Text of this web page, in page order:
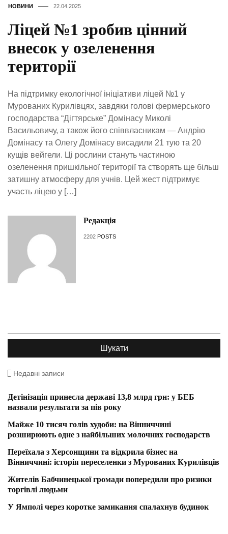
НОВИНИ 22.04.2025
Ліцей №1 зробив цінний
внесок у озеленення
території
На підтримку екологічної ініціативи ліцей №1 у
Мурованих Курилівцях, завдяки голові фермерського
господарства “Дігтярське” Домінасу Миколі
Васильовичу, а також його співвласникам — Андрію
Домінасу та Олегу Домінасу висадили 21 тую та 20
кущів вейгели. Ці рослини стануть частиною
озеленення пришкільної території та створять ще більш
затишну атмосферу для учнів. Цей жест підтримує
участь ліцею у […]
Редакція
2202 POSTS
Недавні записи
Детінізація принесла державі 13,8 млрд грн: у БЕБ
назвали результати за пів року
Майже 10 тисяч голів худоби: на Вінниччині
розширюють одне з найбільших молочних господарств
Переїхала з Херсонщини та відкрила бізнес на
Вінниччині: історія переселенки з Мурованих Курилівців
Жителів Бабчинецької громади попередили про ризики
торгівлі людьми
У Ямполі через коротке замикання спалахнув будинок